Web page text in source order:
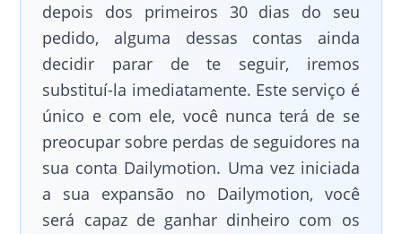
depois dos primeiros 30 dias do seu
pedido, alguma dessas contas ainda
decidir parar de te seguir, iremos
substituí-la imediatamente. Este serviço é
único e com ele, você nunca terá de se
preocupar sobre perdas de seguidores na
sua conta Dailymotion. Uma vez iniciada
a sua expansão no Dailymotion, você
será capaz de ganhar dinheiro com os